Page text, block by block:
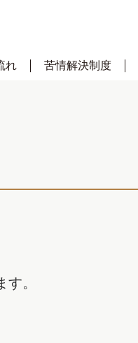
れ 苦情解決制度
。